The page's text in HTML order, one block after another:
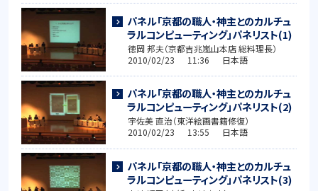
パネル「京都の職人・神主とのカルチュ
ラルコンピューティング」パネリスト(1)
徳岡 邦夫（京都吉兆嵐山本店 総料理長）
2010/02/23 11:36 日本語
パネル「京都の職人・神主とのカルチュ
ラルコンピューティング」パネリスト(2)
宇佐美 直治（東洋絵画書籍修復）
2010/02/23 13:55 日本語
パネル「京都の職人・神主とのカルチュ
ラルコンピューティング」パネリスト(3)